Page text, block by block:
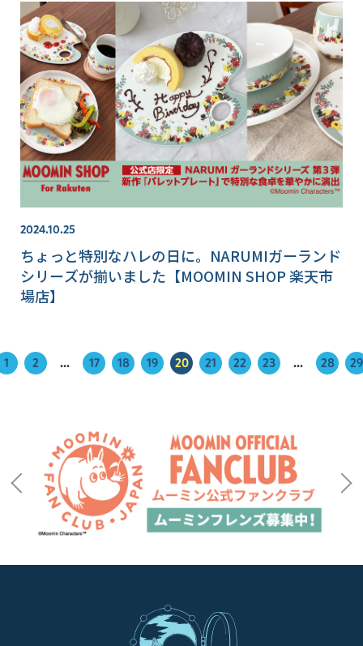
2024.10.25
ちょっと特別なハレの日に。NARUMIガーランド
シリーズが揃いました【MOOMIN SHOP 楽天市
場店】
1 2 ... 17 18 19 20 21 22 23 ... 28 29